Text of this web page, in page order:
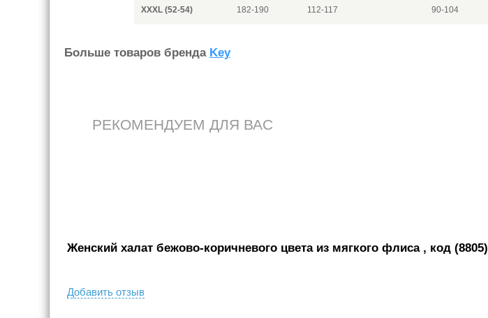
XXXL (52-54) 182-190 112-117 90-104
Больше товаров бренда Key
РЕКОМЕНДУЕМ ДЛЯ ВАС
Женский халат бежово-коричневого цвета из мягкого флиса , код (8805)
Добавить отзыв